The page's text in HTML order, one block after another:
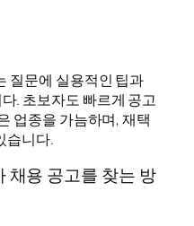
질문에 실용적인 팁과
. 초보자도 빠르게 공고
업종을 가늠하며, 재택
습니다.
채용 공고를 찾는 방